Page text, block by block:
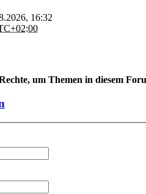
16:32
um Themen in diesem